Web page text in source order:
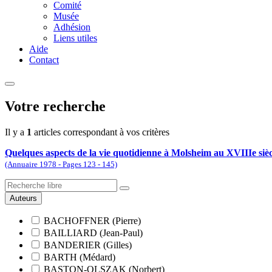
Comité
Musée
Adhésion
Liens utiles
Aide
Contact
Votre recherche
Il y a 1 articles correspondant à vos critères
Quelques aspects de la vie quotidienne à Molsheim au XVIIIe
(Annuaire 1978 - Pages 123 - 145)
Auteurs
BACHOFFNER (Pierre)
BAILLIARD (Jean-Paul)
BANDERIER (Gilles)
BARTH (Médard)
BASTON-OLSZAK (Norbert)